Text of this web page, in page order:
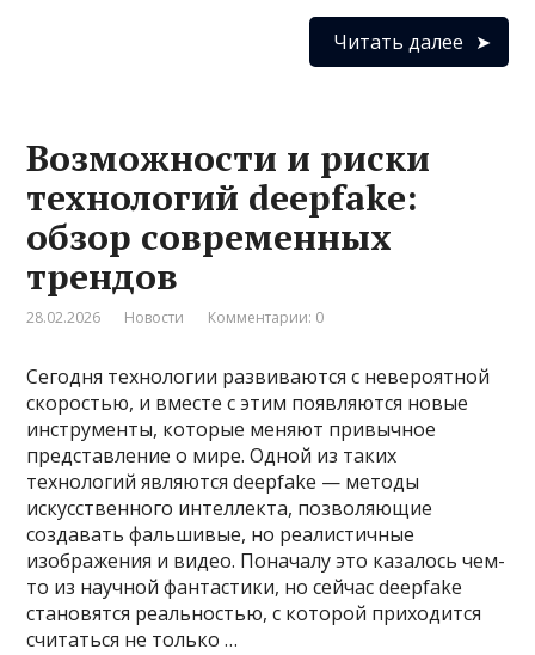
Читать далее
Возможности и риски
технологий deepfake:
обзор современных
трендов
28.02.2026 Новости Комментарии: 0
Сегодня технологии развиваются с невероятной
скоростью, и вместе с этим появляются новые
инструменты, которые меняют привычное
представление о мире. Одной из таких
технологий являются deepfake — методы
искусственного интеллекта, позволяющие
создавать фальшивые, но реалистичные
изображения и видео. Поначалу это казалось чем-
то из научной фантастики, но сейчас deepfake
становятся реальностью, с которой приходится
считаться не только …